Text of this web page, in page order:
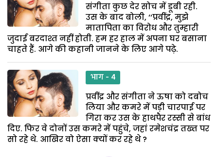
संगीता कुछ देर सोच में डूबी रही.
उस के बाद बोली, ‘‘प्रवींद्र, मुझे
मातापिता का विरोध और तुम्हारी
जुदाई बरदाश्त नहीं होती. हम हर हाल में अपना घर बसाना
चाहते हैं. आगे की कहानी जानने के लिए आगे पढ़े.
भाग - 4
प्रवींद्र और संगीता ने ऊषा को दबोच
लिया और कमरे में पड़ी चारपाई पर
गिरा कर उस के हाथपैर रस्सी से बांध
दिए. फिर वे दोनों उस कमरे में पहुंचे, जहां रमेशचंद्र तख्त पर
सो रहे थे. आखिर वो ऐसा क्यों कर रहे थे ?